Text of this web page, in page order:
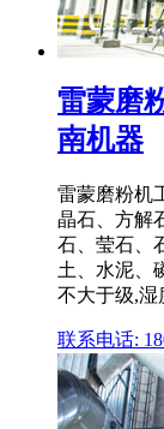
雷蒙磨
南机器
雷蒙磨粉机
晶石、方解
石、莹石、
土、水泥、
不大于级,湿
联系电话: